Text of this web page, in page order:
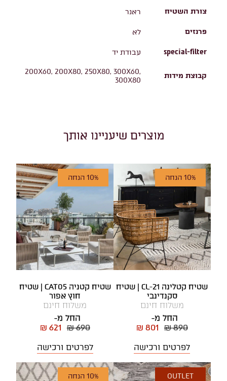
צורת השטיח ראנר
פרנזים לא
special-filter עבודת יד
קבוצת מידות
200X60, 200X80, 250X80, 300X60,
300X80
מוצרים שיעניינו אותך
10% הנחה
שטיח קטלינה CL-21 | שטיח
סקנדינבי
משלוח חינם
החל מ-
₪ 890
₪ 801
לפרטים ורכישה
10% הנחה
שטיח קטניה CAT05 | שטיח
חוץ אפור
משלוח חינם
החל מ-
₪ 690
₪ 621
לפרטים ורכישה
OUTLET 10% הנחה